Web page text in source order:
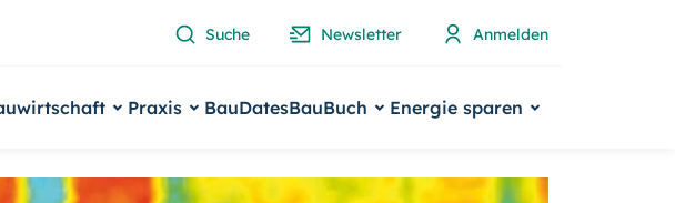
Suche Newsletter Anmelden
Praxis BauDatesBauBuch Energie sparen